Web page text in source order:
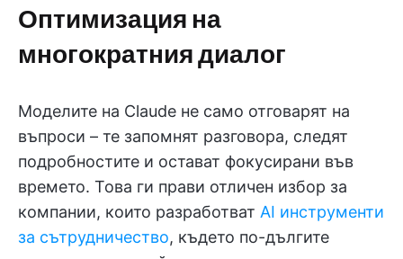
Оптимизация на
многократния диалог
Моделите на Claude не само отговарят на
въпроси – те запомнят разговора, следят
подробностите и остават фокусирани във
времето. Това ги прави отличен избор за
компании, които разработват AI инструменти
за сътрудничество, където по-дългите